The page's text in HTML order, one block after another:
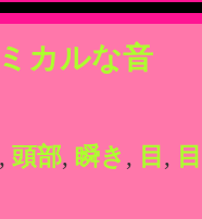
カルな音
, 頭部, 瞬き , 目 ,